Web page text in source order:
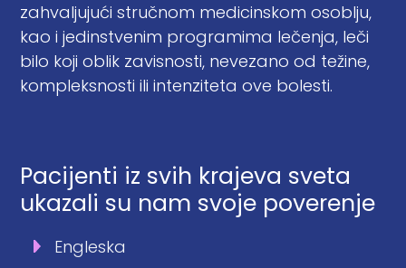
zahvaljujući stručnom medicinskom osoblju,
kao i jedinstvenim programima lečenja, leči
bilo koji oblik zavisnosti, nevezano od težine,
kompleksnosti ili intenziteta ove bolesti.
Pacijenti iz svih krajeva sveta
ukazali su nam svoje poverenje
Engleska